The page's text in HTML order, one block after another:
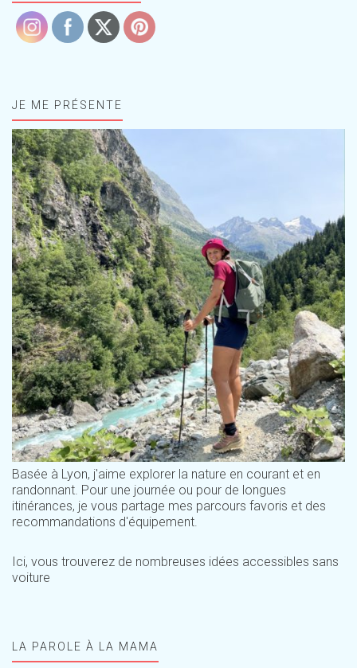
JE ME PRÉSENTE
Basée à Lyon, j'aime explorer la nature en courant et en
randonnant. Pour une journée ou pour de longues
itinérances, je vous partage mes parcours favoris et des
recommandations d'équipement.
Ici, vous trouverez de nombreuses idées accessibles sans
voiture
LA PAROLE À LA MAMA